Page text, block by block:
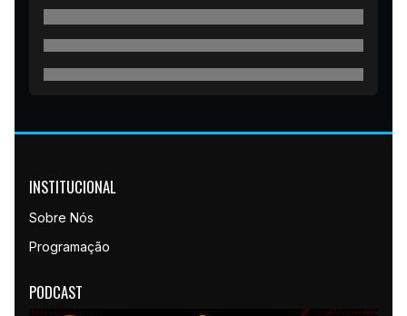
INSTITUCIONAL
Sobre Nós
Programação
PODCAST